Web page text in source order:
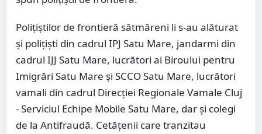
Polițiștilor de frontieră sătmăreni li s-au alăturat
şi poliţişti din cadrul IPJ Satu Mare, jandarmi din
cadrul IJJ Satu Mare, lucrători ai Biroului pentru
Imigrări Satu Mare și SCCO Satu Mare, lucrători
vamali din cadrul Direcției Regionale Vamale Cluj
- Serviciul Echipe Mobile Satu Mare, dar și colegi
de la Antifraudă. Cetățenii care tranzitau